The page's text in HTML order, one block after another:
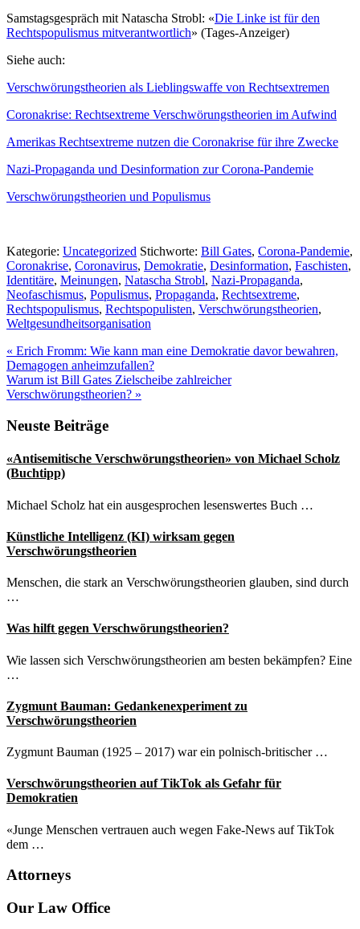
Samstagsgespräch mit Natascha Strobl: «Die Linke ist für den
Rechtspopulismus mitverantwortlich» (Tages-Anzeiger)
Siehe auch:
Verschwörungstheorien als Lieblingswaffe von Rechtsextremen
Coronakrise: Rechtsextreme Verschwörungstheorien im Aufwind
Amerikas Rechtsextreme nutzen die Coronakrise für ihre Zwecke
Nazi-Propaganda und Desinformation zur Corona-Pandemie
Verschwörungstheorien und Populismus
Kategorie: Uncategorized Stichworte: Bill Gates, Corona-Pandemie,
Coronakrise, Coronavirus, Demokratie, Desinformation, Faschisten,
Identitäre, Meinungen, Natascha Strobl, Nazi-Propaganda,
Neofaschismus, Populismus, Propaganda, Rechtsextreme,
Rechtspopulismus, Rechtspopulisten, Verschwörungstheorien,
Weltgesundheitsorganisation
Vorheriger
Beitrag:
« Erich Fromm: Wie kann man eine Demokratie davor bewahren,
Demagogen anheimzufallen?
Nächster
Beitrag:
Warum ist Bill Gates Zielscheibe zahlreicher
Verschwörungstheorien? »
Seitenspalte
Neuste Beiträge
«Antisemitische Verschwörungstheorien» von Michael Scholz
(Buchtipp)
Michael Scholz hat ein ausgesprochen lesenswertes Buch …
Künstliche Intelligenz (KI) wirksam gegen
Verschwörungstheorien
Menschen, die stark an Verschwörungstheorien glauben, sind durch
…
Was hilft gegen Verschwörungstheorien?
Wie lassen sich Verschwörungstheorien am besten bekämpfen? Eine
…
Zygmunt Bauman: Gedankenexperiment zu
Verschwörungstheorien
Zygmunt Bauman (1925 – 2017) war ein polnisch-britischer …
Verschwörungstheorien auf TikTok als Gefahr für
Demokratien
«Junge Menschen vertrauen auch wegen Fake-News auf TikTok
dem …
Attorneys
Site
Our Law Office